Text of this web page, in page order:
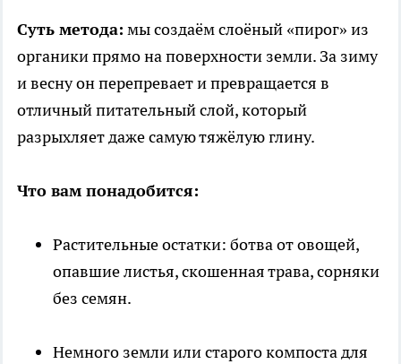
Суть метода: мы создаём слоёный «пирог» из
органики прямо на поверхности земли. За зиму
и весну он перепревает и превращается в
отличный питательный слой, который
разрыхляет даже самую тяжёлую глину.
Что вам понадобится:
Растительные остатки: ботва от овощей,
опавшие листья, скошенная трава, сорняки
без семян.
Немного земли или старого компоста для